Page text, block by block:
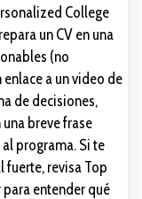
College
un CV en una
(no
a un video de
de decisiones,
breve frase
programa. Si te
fuerte, revisa Top
entender qué